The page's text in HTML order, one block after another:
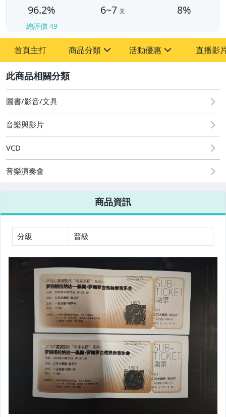
96.2%
總評價 49
6~7 天 8%
首頁主打 商品分類
其它
活動優惠
[全店] 粉絲專享
[全店] 週年慶
直播影
圖書/影音/文具
音樂與影片
VCD
音樂演奏會
商品資訊
分級 普級